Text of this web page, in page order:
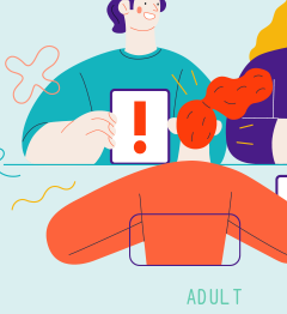
ADULT